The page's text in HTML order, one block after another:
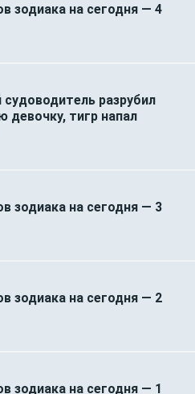
зодиака на сегодня — 4
разрубил
девочку, тигр напал
зодиака на сегодня — 3
зодиака на сегодня — 2
зодиака на сегодня — 1